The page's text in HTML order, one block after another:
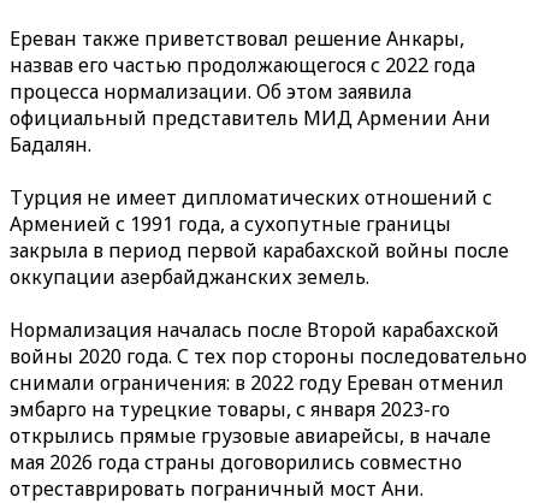
Ереван также приветствовал решение Анкары,
назвав его частью продолжающегося с 2022 года
процесса нормализации. Об этом заявила
официальный представитель МИД Армении Ани
Бадалян.
Турция не имеет дипломатических отношений с
Арменией с 1991 года, а сухопутные границы
закрыла в период первой карабахской войны после
оккупации азербайджанских земель.
Нормализация началась после Второй карабахской
войны 2020 года. С тех пор стороны последовательно
снимали ограничения: в 2022 году Ереван отменил
эмбарго на турецкие товары, с января 2023-го
открылись прямые грузовые авиарейсы, в начале
мая 2026 года страны договорились совместно
отреставрировать пограничный мост Ани.